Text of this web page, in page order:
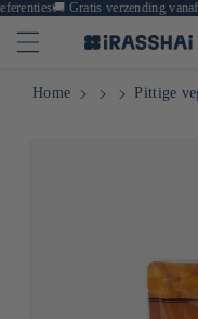
🚚Gratis verzending vanaf
Home Pittige